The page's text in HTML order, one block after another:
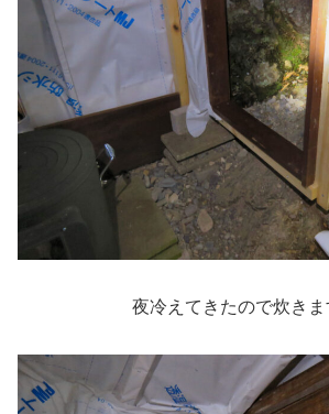
夜冷えてきたので炊きま